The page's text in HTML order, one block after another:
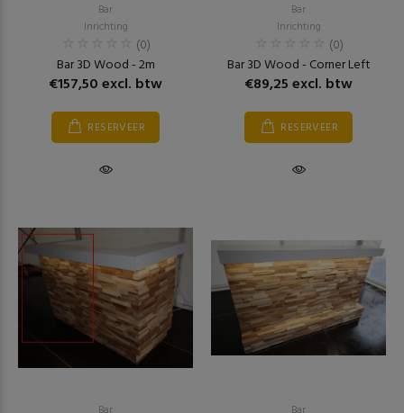
Bar
Inrichting
(0)
Bar 3D Wood - 2m
€157,50 excl. btw
RESERVEER
Bar
Inrichting
(0)
Bar 3D Wood - Corner Left
€89,25 excl. btw
RESERVEER